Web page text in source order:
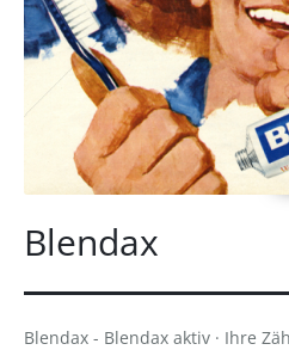
Blendax
Blendax - Blendax aktiv · Ihre